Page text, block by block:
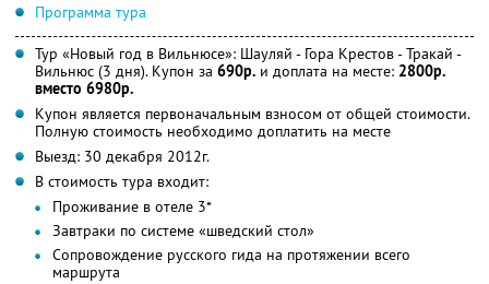
Программа тура
Тур «Новый год в Вильнюсе»: Шауляй - Гора Крестов - Тракай -
Вильнюс (3 дня). Купон за 690р. и доплата на месте: 2800р.
вместо 6980р.
Купон является первоначальным взносом от общей стоимости.
Полную стоимость необходимо доплатить на месте
Выезд: 30 декабря 2012г.
В стоимость тура входит:
Проживание в отеле 3*
Завтраки по системе «шведский стол»
Сопровождение русского гида на протяжении всего
маршрута